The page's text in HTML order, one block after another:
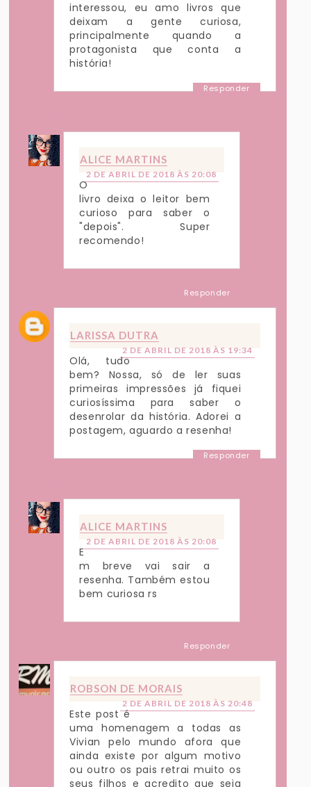
interessou, eu amo livros que
deixam a gente curiosa,
principalmente quando a
protagonista que conta a
história!
Responder
ALICE MARTINS
2 DE ABRIL DE 2018 ÀS 20:08
O
livro deixa o leitor bem
curioso para saber o
"depois". Super
recomendo!
Responder
LARISSA DUTRA
2 DE ABRIL DE 2018 ÀS 19:34
Olá, tudo
bem? Nossa, só de ler suas
primeiras impressões já fiquei
curiosíssima para saber o
desenrolar da história. Adorei a
postagem, aguardo a resenha!
Responder
ALICE MARTINS
2 DE ABRIL DE 2018 ÀS 20:08
E
m breve vai sair a
resenha. Também estou
bem curiosa rs
Responder
ROBSON DE MORAIS
2 DE ABRIL DE 2018 ÀS 20:48
Este post é
uma homenagem a todas as
Vivian pelo mundo afora que
ainda existe por algum motivo
ou outro os pais retrai muito os
seus filhos e acredito que seja